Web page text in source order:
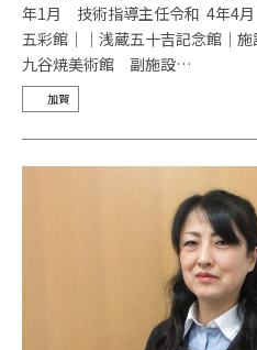
年1月 技術指導主任令和 4年4
五彩館││浅蔵五十吉記念館│
九谷焼美術館 副施設…
加賀